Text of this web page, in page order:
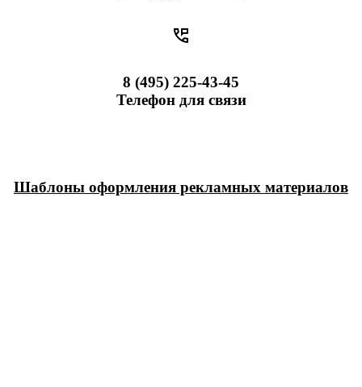
8 (495) 225-43-45
Телефон для связи
Шаблоны оформления рекламных материалов